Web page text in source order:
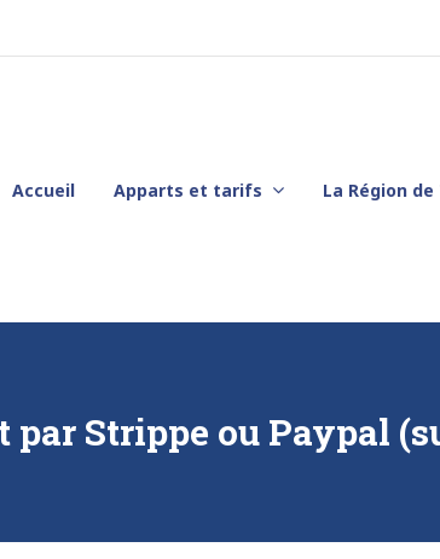
Accueil Apparts et tarifs La Région
par Strippe ou Paypal